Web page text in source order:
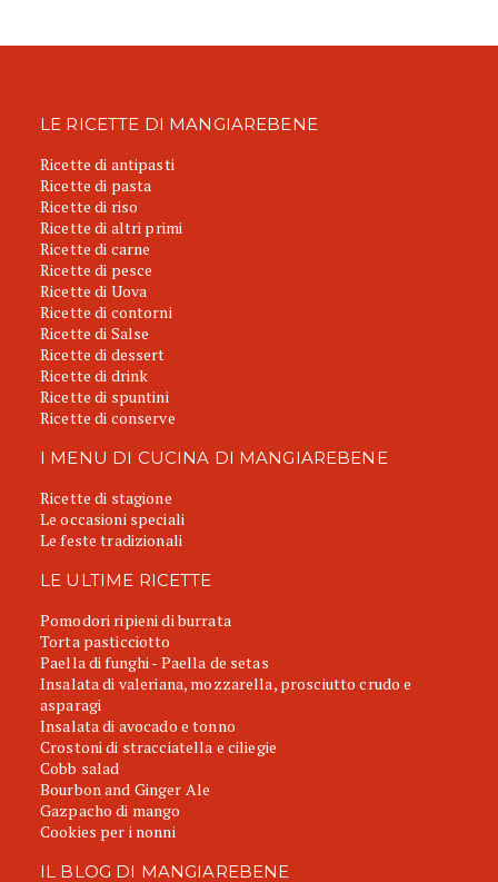
LE RICETTE DI MANGIAREBENE
Ricette di antipasti
Ricette di pasta
Ricette di riso
Ricette di altri primi
Ricette di carne
Ricette di pesce
Ricette di Uova
Ricette di contorni
Ricette di Salse
Ricette di dessert
Ricette di drink
Ricette di spuntini
Ricette di conserve
I MENU DI CUCINA DI MANGIAREBENE
Ricette di stagione
Le occasioni speciali
Le feste tradizionali
LE ULTIME RICETTE
Pomodori ripieni di burrata
Torta pasticciotto
Paella di funghi - Paella de setas
Insalata di valeriana, mozzarella, prosciutto crudo e
asparagi
Insalata di avocado e tonno
Crostoni di stracciatella e ciliegie
Cobb salad
Bourbon and Ginger Ale
Gazpacho di mango
Cookies per i nonni
IL BLOG DI MANGIAREBENE